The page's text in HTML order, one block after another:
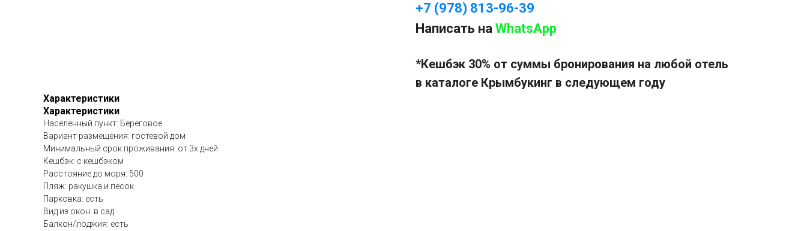
+7 (978) 813-96-39
Написать на WhatsApp
*Кешбэк 30% от суммы бронирования на любой отель
в каталоге Крымбукинг в следующем году
Характеристики
Характеристики
Населённый пункт: Береговое
Вариант размещения: гостевой дом
Минимальный срок проживания: от 3х дней
Кешбэк: с кешбэком
Расстояние до моря: 500
Пляж: ракушка и песок
Парковка: есть
Вид из окон: в сад
Балкон/лоджия: есть